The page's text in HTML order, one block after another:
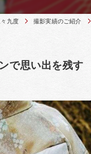
九度 撮影実績のご紹介
で思い出を残す